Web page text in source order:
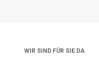
WIR SIND FÜR SIE DA